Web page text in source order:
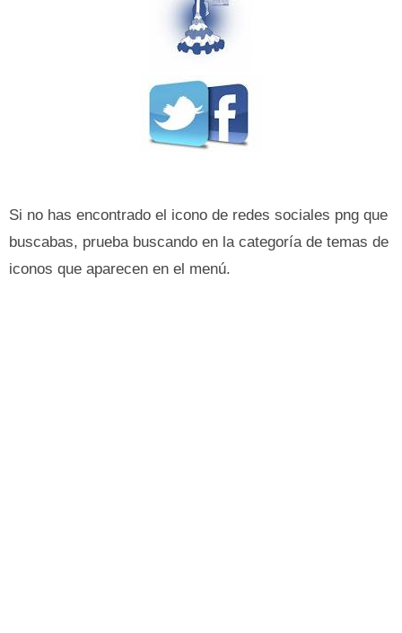
Si no has encontrado el icono de redes sociales png que
buscabas, prueba buscando en la categoría de temas de
iconos que aparecen en el menú.